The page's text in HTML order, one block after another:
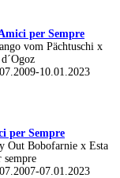
per Sempre
vom Pächtuschi x
10.01.2023
per Sempre
Out Bobofarnie x Esta
sempre
07.01.2023